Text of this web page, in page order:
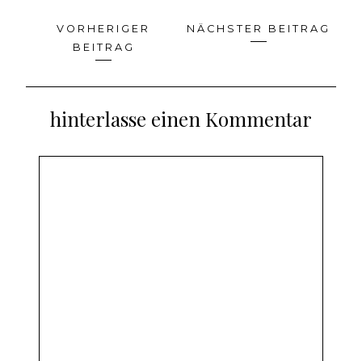
Beitragsnavigation
VORHERIGER
BEITRAG
NÄCHSTER BEITRAG
hinterlasse einen Kommentar